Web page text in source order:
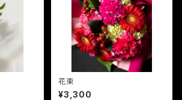
花束
¥3,300